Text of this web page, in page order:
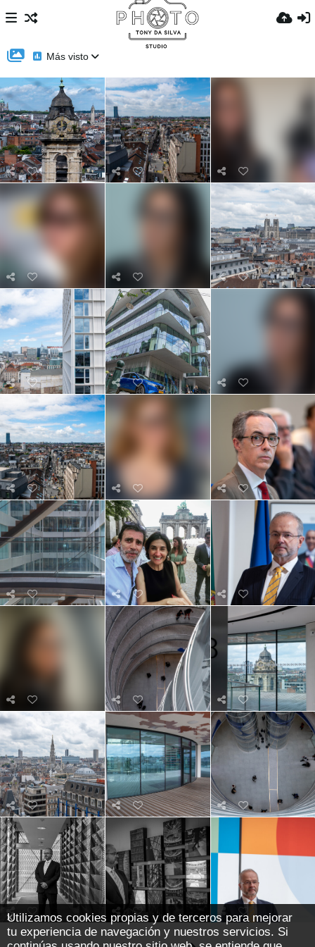
Más visto
Utilizamos cookies propias y de terceros para mejorar
tu experiencia de navegación y nuestros servicios. Si